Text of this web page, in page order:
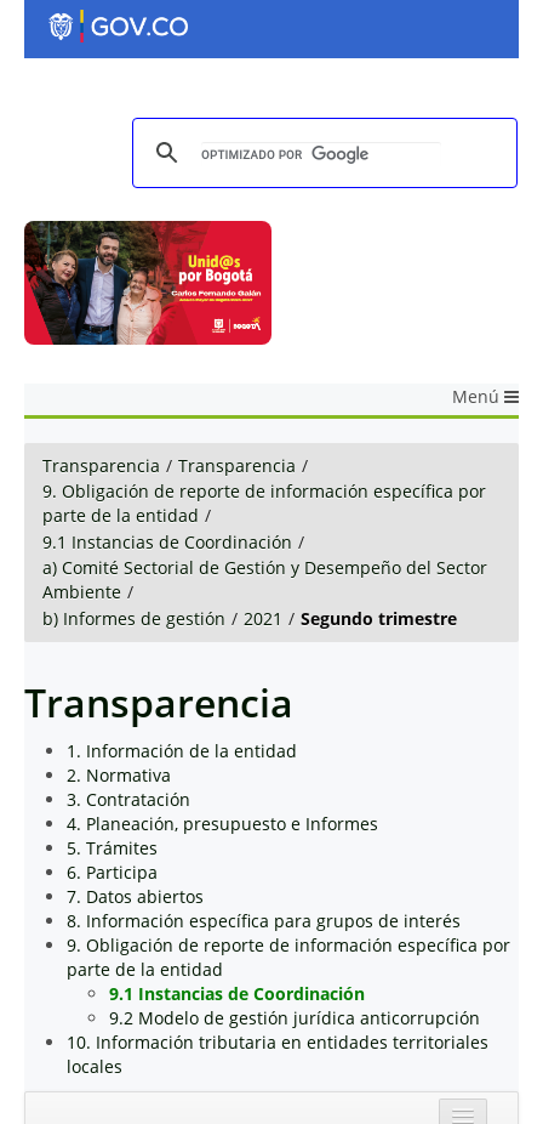
Menú
Transparencia / Transparencia /
9. Obligación de reporte de información específica por
parte de la entidad /
9.1 Instancias de Coordinación /
a) Comité Sectorial de Gestión y Desempeño del Sector
Ambiente /
b) Informes de gestión / 2021 / Segundo trimestre
Transparencia
1. Información de la entidad
2. Normativa
3. Contratación
4. Planeación, presupuesto e Informes
5. Trámites
6. Participa
7. Datos abiertos
8. Información específica para grupos de interés
9. Obligación de reporte de información específica por
parte de la entidad
9.1 Instancias de Coordinación
9.2 Modelo de gestión jurídica anticorrupción
10. Información tributaria en entidades territoriales
locales